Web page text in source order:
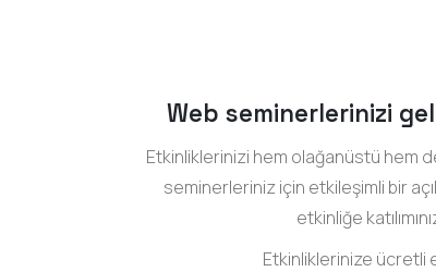
Web seminerlerinizi
Etkinliklerinizi hem olağanüstü hem
seminerleriniz için etkileşimli bir
etkinliğe
Etkinliklerinize ücretli